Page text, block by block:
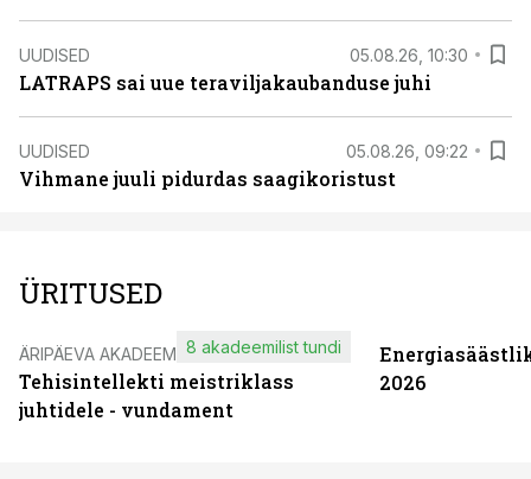
UUDISED 05.08.26, 10:30
LATRAPS sai uue teraviljakaubanduse juhi
UUDISED 05.08.26, 09:22
Vihmane juuli pidurdas saagikoristust
ÜRITUSED
ÄRIPÄEVA AKADEEMIA
Tehisintellekti meistriklass
juhtidele - vundament
8 akadeemilist tundi
2026